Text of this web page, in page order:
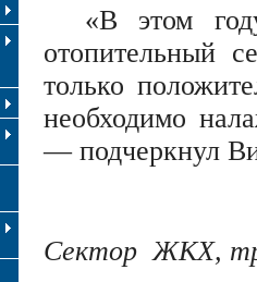
«В этом
отопительный
только
необходимо
— подчеркнул
Сектор ЖКХ,